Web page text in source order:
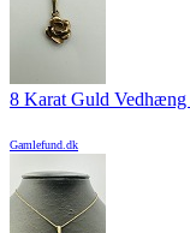
8 Karat Guld
Gamlefund.dk